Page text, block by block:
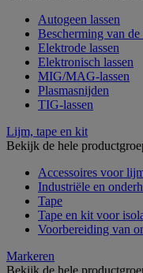
Autogeen lassen
Bescherming van
Elektrode lassen
Elektronisch lassen
MIG/MAG-lassen
Plasmasnijden
TIG-lassen
Lijm, tape en kit
Bekijk de hele
Accessoires voor
Industriële en
Tape
Tape en kit voor
Voorbereiding van
Markeren
Bekijk de hele